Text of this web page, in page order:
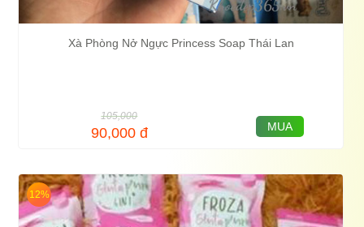
Xà Phòng Nở Ngực Princess Soap Thái Lan
105,000
90,000 đ MUA
12%